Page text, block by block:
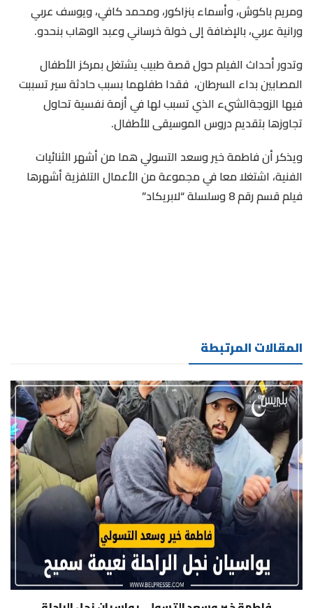
ومريمباكوش،وأسماءبنزاكور،ومحمدكافي،ويوسفعربي
ورانيةعربي،بالإضافةإلىخولةخرسانيوعبد الوهاببنحدو.
وتدورأحداثالفيلمحولقصةطبيبيشتغلبمركزالأطفال
المصابينبداء السرطان، فقداطفلهمابسببحادثةسيرتسببت
فيها الزوجةالشيء الذيتسببلهافيأزمةنفسيةتحاول
تجاوزهابتقديمدروسالموسيقىللأطفال.
ويذكرأنفاطمةخيروسعد التسوليهمامنأشهرالثنائيات
الفنية،اشتغلامعافيمجموعةمنالأعمالالتلفزيةأشهرها
فيلمقسمرقم وسلسلة“لابريكاد”
المقالات المرتبطة